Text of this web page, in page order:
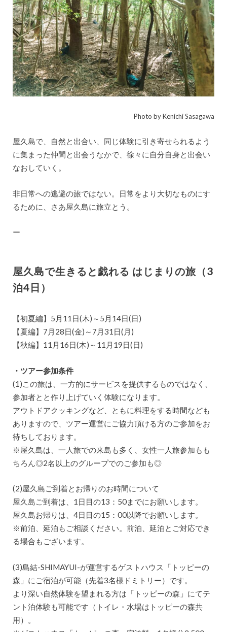
Photo by Kenichi Sasagawa
屋久島で、自然と出合い、同じ体験に引き寄せられるよう
に集まった仲間と出会うなかで、徐々に自分自身と出会い
なおしていく。
非日常への逃避の旅ではない。日常をより大切なものにす
るために、さあ屋久島に旅立とう。
ー
屋久島で生きると戯れる はじまりの旅（3
泊4日）
【初夏編】5月11日(木)～5月14日(日)
【夏編】7月28日(金)～7月31日(月)
【秋編】11月16日(木)～11月19日(日)
・ツアー参加条件
(1)この旅は、一方的にサービスを提供するものではなく、
参加者とと作り上げていく体験になります。
アウトドアクッキングなど、ともに料理をする時間なども
ありますので、ツアー運営にご協力頂ける方のご参加をお
待ちしております。
※屋久島は、一人旅での来島も多く、女性一人旅参加もも
ちろん◎2名以上のグループでのご参加も◎
(2)屋久島ご到着とお帰りのお時間について
屋久島ご到着は、1日目の13：50までにお願いします。
屋久島お帰りは、4日目の15：00以降でお願いします。
※前泊、延泊もご相談ください。前泊、延泊とご対応でき
る場合もございます。
(3)島結-SHIMAYUI-が運営するゲストハウス「トッピーの
森」にご宿泊が可能（先着3名様ドミトリー）です。
より深い自然体験を望まれる方は「トッピーの森」にてテ
ント泊体験も可能です（トイレ・水場はトッピーの森共
用）。